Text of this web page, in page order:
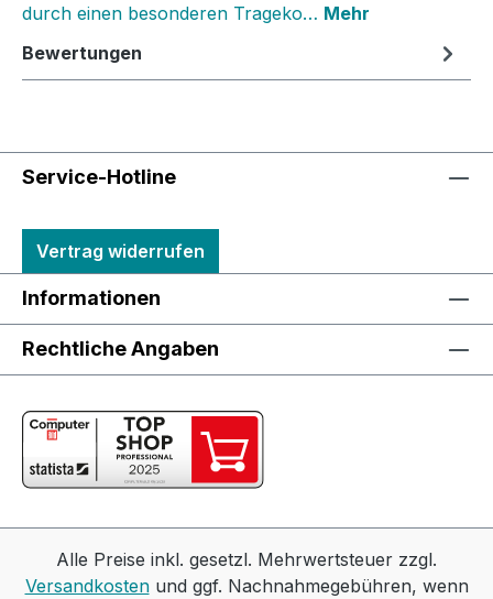
durch einen besonderen Trageko… Mehr
Bewertungen
Service-Hotline
Vertrag widerrufen
Informationen
Rechtliche Angaben
Alle Preise inkl. gesetzl. Mehrwertsteuer zzgl.
Versandkostenund ggf. Nachnahmegebühren, wenn